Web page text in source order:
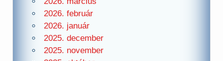
2026. február
2026. január
2025. december
2025. november